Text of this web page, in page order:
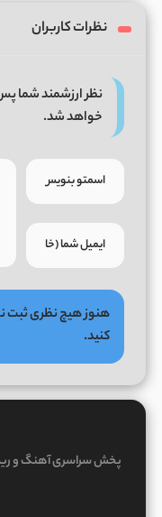
نظرات کاربران
نظر ارزشمند شما
خواهد شد.
هنوز هیچ نظری ثبت
کنید.
پخش سراسری آهنگ و